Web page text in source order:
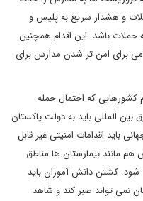
و هشدار سریع به پلیس و
حملات باشد. این اقدام همچنین
برای امن تر شدن مدارس برای
کشورهایی که احتمال حمله
المللی باید به دولت پاکستان
باید اقدامات امنیتی غیر قابل
مانند بیمارستان ها مناطق
شود. کشتن دانش آموزان باید
نمی تواند صبر کند و شاهد